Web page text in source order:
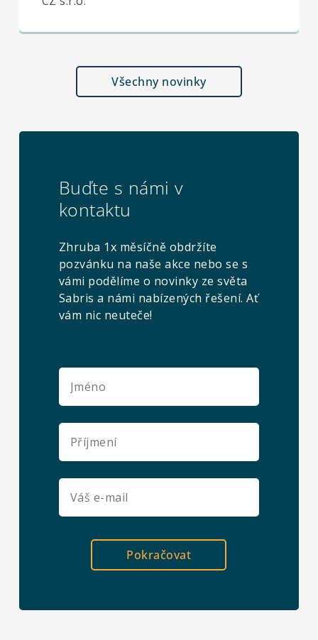
Všechny novinky
Buďte s námi v
kontaktu
Zhruba 1x měsíčně obdržíte
pozvánku na naše akce nebo se s
vámi podělíme o novinky ze světa
Sabris a námi nabízených řešení. Ať
vám nic neuteče!
Pokračovat